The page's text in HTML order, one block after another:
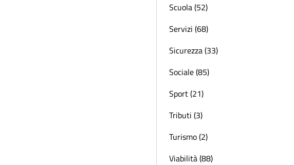
Scuola (52)
Servizi (68)
Sicurezza (33)
Sociale (85)
Sport (21)
Tributi (3)
Turismo (2)
Viabilità (88)